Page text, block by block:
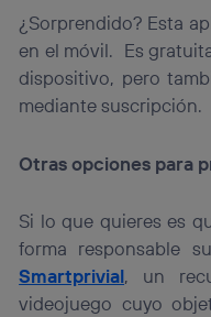
¿Sorprendido? Esta
en el móvil. Es
dispositivo, pero
mediante suscripción.
Otras opciones para
Si lo que quieres es
forma responsable
Smartprivial, un
videojuego cuyo